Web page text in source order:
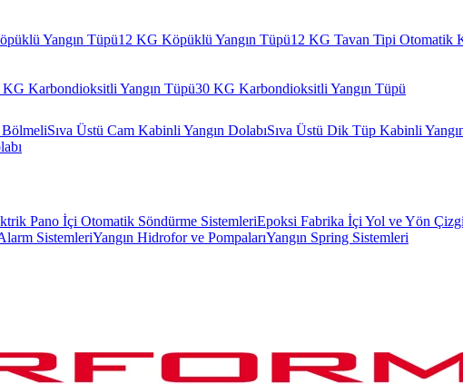
Yangın Tüpü12 KG Köpüklü Yangın Tüpü12 KG Tavan Tipi Otomatik
KG Karbondioksitli Yangın Tüpü30 KG Karbondioksitli Yangın Tüpü
Sıva Üstü Cam Kabinli Yangın DolabıSıva Üstü Dik Tüp Kabinli
Pano İçi Otomatik Söndürme SistemleriEpoksi Fabrika İçi Yol ve Yön
SistemleriYangın Hidrofor ve PompalarıYangın Spring Sistemleri